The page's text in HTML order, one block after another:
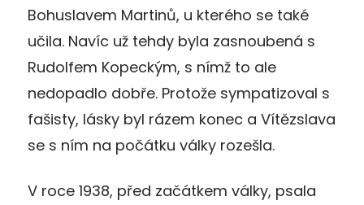
Bohuslavem Martinů, u kterého se také
učila. Navíc už tehdy byla zasnoubená s
Rudolfem Kopeckým, s nímž to ale
nedopadlo dobře. Protože sympatizoval s
fašisty, lásky byl rázem konec a Vítězslava
se s ním na počátku války rozešla.
V roce 1938, před začátkem války, psala